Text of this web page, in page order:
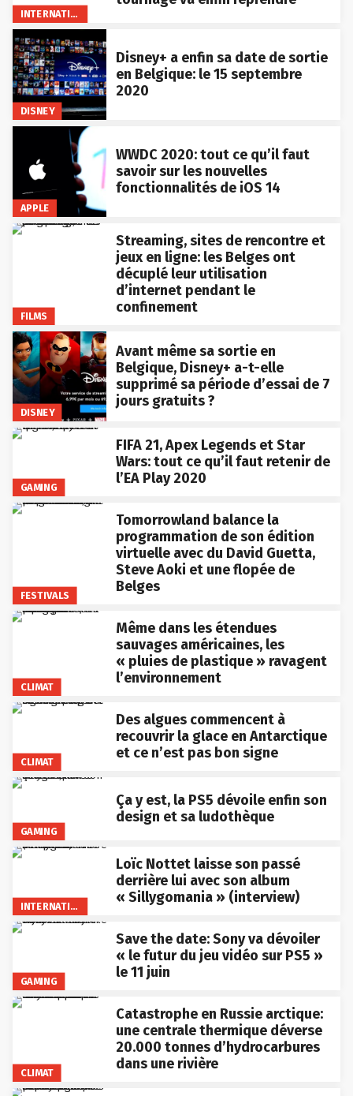
INTERNATIONAL
DISNEY
Disney+ a enfin sa date de sortie
en Belgique: le 15 septembre
2020
APPLE
WWDC 2020: tout ce qu’il faut
savoir sur les nouvelles
fonctionnalités de iOS 14
FILMS
Streaming, sites de rencontre et
jeux en ligne: les Belges ont
décuplé leur utilisation
d’internet pendant le
confinement
DISNEY
Avant même sa sortie en
Belgique, Disney+ a-t-elle
supprimé sa période d’essai de 7
jours gratuits ?
GAMING
FIFA 21, Apex Legends et Star
Wars: tout ce qu’il faut retenir de
l’EA Play 2020
FESTIVALS
Tomorrowland balance la
programmation de son édition
virtuelle avec du David Guetta,
Steve Aoki et une flopée de
Belges
CLIMAT
Même dans les étendues
sauvages américaines, les
« pluies de plastique » ravagent
l’environnement
CLIMAT
Des algues commencent à
recouvrir la glace en Antarctique
et ce n’est pas bon signe
GAMING
Ça y est, la PS5 dévoile enfin son
design et sa ludothèque
INTERNATIONAL
Loïc Nottet laisse son passé
derrière lui avec son album
« Sillygomania » (interview)
GAMING
Save the date: Sony va dévoiler
« le futur du jeu vidéo sur PS5 »
le 11 juin
CLIMAT
Catastrophe en Russie arctique:
une centrale thermique déverse
20.000 tonnes d’hydrocarbures
dans une rivière